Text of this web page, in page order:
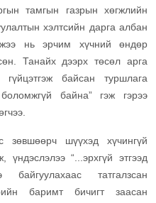
тамгын газрын хөгжлийн
хэлтсийн дарга албан
нь эрчим хүчний өндөр
Танайх дээрх төсөл арга
байсан туршлага
байна” гэж гэрээ
шүүхэд хүчингүй
үндэслэлээ “...эрхгүй этгээд
татгалзсан
баримт бичигт заасан